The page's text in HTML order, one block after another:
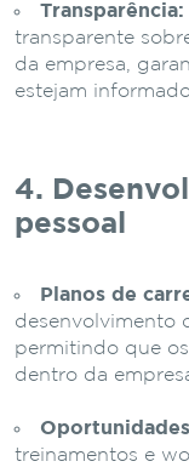
Transparência:
transparente
da empresa,
estejam
4.
pessoal
Planos de
desenvolvimento
permitindo que
dentro da
treinamentos e